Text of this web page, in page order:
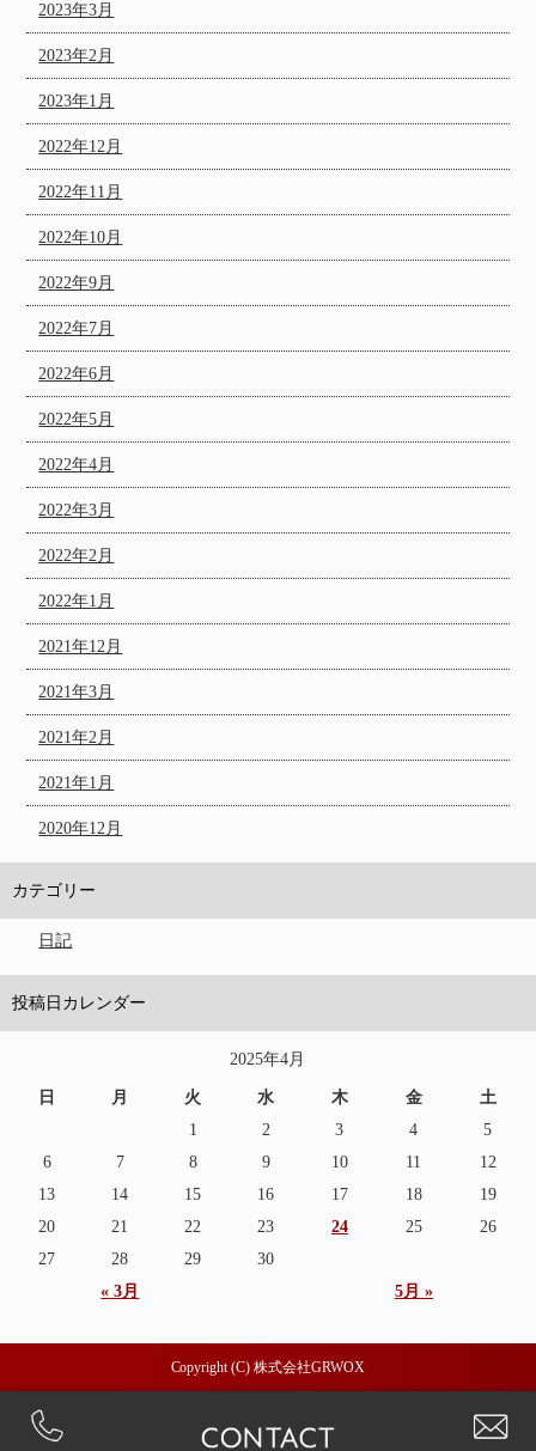
2023年3月
2023年2月
2023年1月
2022年12月
2022年11月
2022年10月
2022年9月
2022年7月
2022年6月
2022年5月
2022年4月
2022年3月
2022年2月
2022年1月
2021年12月
2021年3月
2021年2月
2021年1月
2020年12月
カテゴリー
日記
投稿日カレンダー
2025年4月
日 月 火 水 木 金 土
« 3月 5月 »
1 2 3 4
5
6
7 8 9 10 11
12
13
14 15 16 17 18
19
20
21 22 23 24 25
26
27
28 29 30
Copyright (C) 株式会社GRWOX